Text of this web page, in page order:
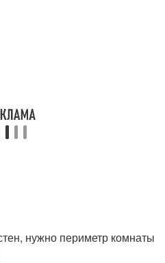
нужно периметр комнаты